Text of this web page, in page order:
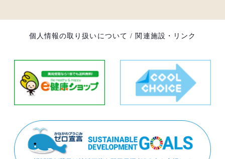
個人情報の取り扱いについて / 関連施設・リンク